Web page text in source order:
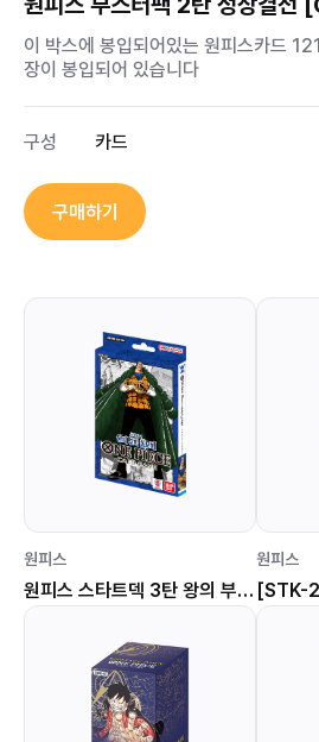
이 박스에 봉입되어있는 원피스카드
장이 봉입되어 있습니다
구성 카드
구매하기
원피스
원피스 스타트덱 3탄 왕의 부하 칠무해 [STK-03]
원피스